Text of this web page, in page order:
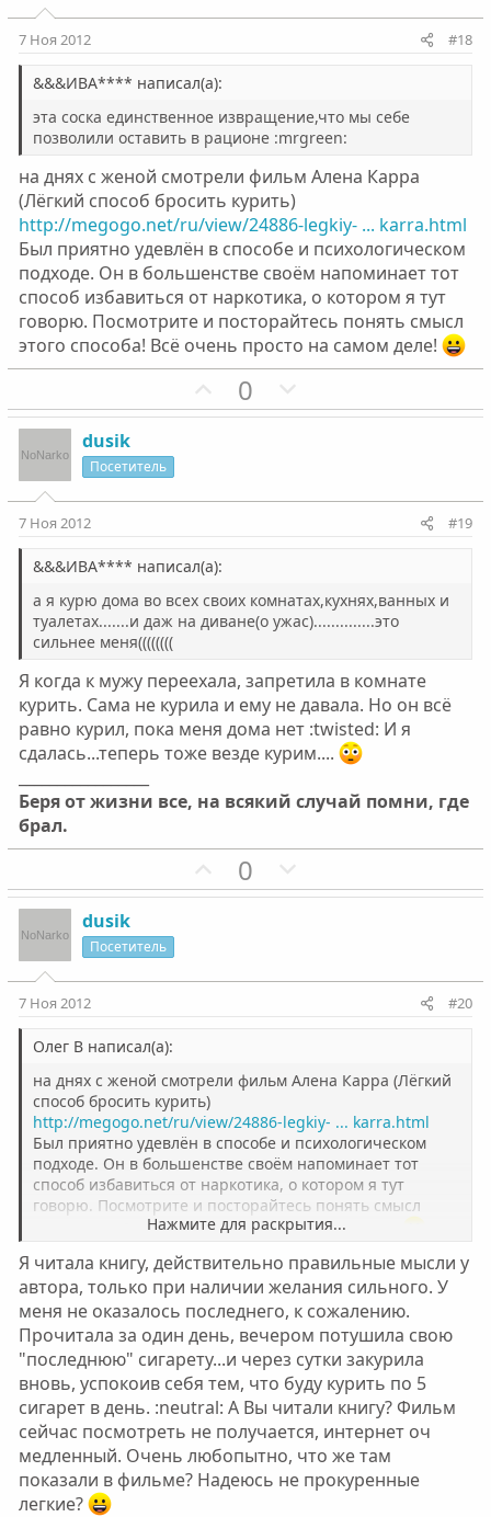
т
н
ы
й
г
о
л
о
с
т
ы
й
г
о
л
о
с
7 Ноя 2012 #18
&&&ИВА**** написал(а):
эта соска единственное извращение,что мы себе
позволили оставить в рационе :mrgreen:
на днях с женой смотрели фильм Алена Карра
(Лёгкий способ бросить курить)
http://megogo.net/ru/view/24886-legkiy- ... karra.html
Был приятно удевлён в способе и психологическом
подходе. Он в большенстве своём напоминает тот
способ избавиться от наркотика, о котором я тут
говорю. Посмотрите и посторайтесь понять смысл
этого способа! Всё очень просто на самом деле!
П
о
т
н
ы
й
о
л
о
с
0
е
т
ы
й
о
л
о
с
dusik
Посетитель
7 Ноя 2012 #19
&&&ИВА**** написал(а):
а я курю дома во всех своих комнатах,кухнях,ванных и
туалетах.......и даж на диване(о ужас)..............это
сильнее меня((((((((
Я когда к мужу переехала, запретила в комнате
курить. Сама не курила и ему не давала. Но он всё
равно курил, пока меня дома нет :twisted: И я
сдалась...теперь тоже везде курим....
Беря от жизни все, на всякий случай помни, где
брал.
П
о
т
ы
г
о
л
о
с
0
е
т
ы
г
о
л
о
с
dusik
Посетитель
7 Ноя 2012 #20
Олег В написал(а):
на днях с женой смотрели фильм Алена Карра (Лёгкий
способ бросить курить)
http://megogo.net/ru/view/24886-legkiy- ... karra.html
Был приятно удевлён в способе и психологическом
подходе. Он в большенстве своём напоминает тот
способ избавиться от наркотика, о котором я тут
говорю. Посмотрите и посторайтесь понять смысл
этого способа! Всё очень просто на самом деле!
Нажмите для раскрытия...
Я читала книгу, действительно правильные мысли у
автора, только при наличии желания сильного. У
меня не оказалось последнего, к сожалению.
Прочитала за один день, вечером потушила свою
"последнюю" сигарету...и через сутки закурила
вновь, успокоив себя тем, что буду курить по 5
сигарет в день. :neutral: А Вы читали книгу? Фильм
сейчас посмотреть не получается, интернет оч
медленный. Очень любопытно, что же там
показали в фильме? Надеюсь не прокуренные
легкие?